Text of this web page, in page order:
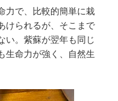
力で、比較的簡単に栽
けられるが、そこまで
い。紫蘇が翌年も同じ
生命力が強く、自然生